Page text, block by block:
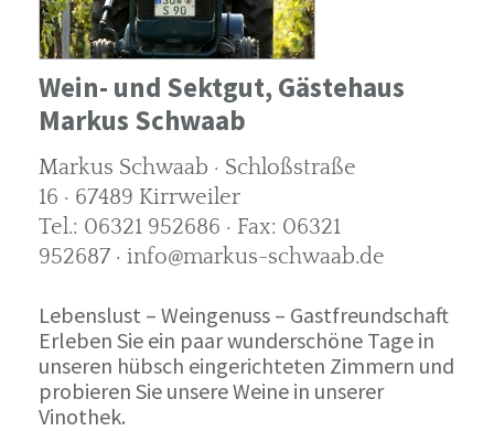
Wein- und Sektgut, Gästehaus
Markus Schwaab
Markus Schwaab · Schloßstraße
16 · 67489 Kirrweiler
Tel.: 06321 952686 · Fax: 06321
952687 · info@markus-schwaab.de
Lebenslust – Weingenuss – Gastfreundschaft
Erleben Sie ein paar wunderschöne Tage in
unseren hübsch eingerichteten Zimmern und
probieren Sie unsere Weine in unserer
Vinothek.